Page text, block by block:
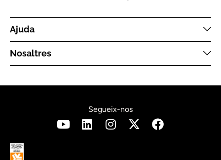
Ajuda
Nosaltres
Segueix-nos